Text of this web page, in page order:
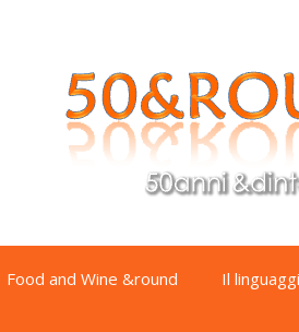
Food and Wine &round Il